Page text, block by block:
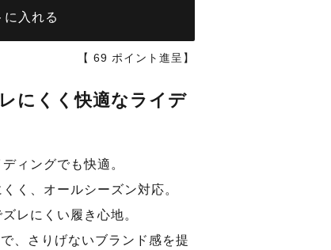
に入れる
【 69 ポイント進呈】
にくく快適なライデ
ィングでも快適。
く、オールシーズン対応。
レにくい履き心地。
、さりげないブランド感を提